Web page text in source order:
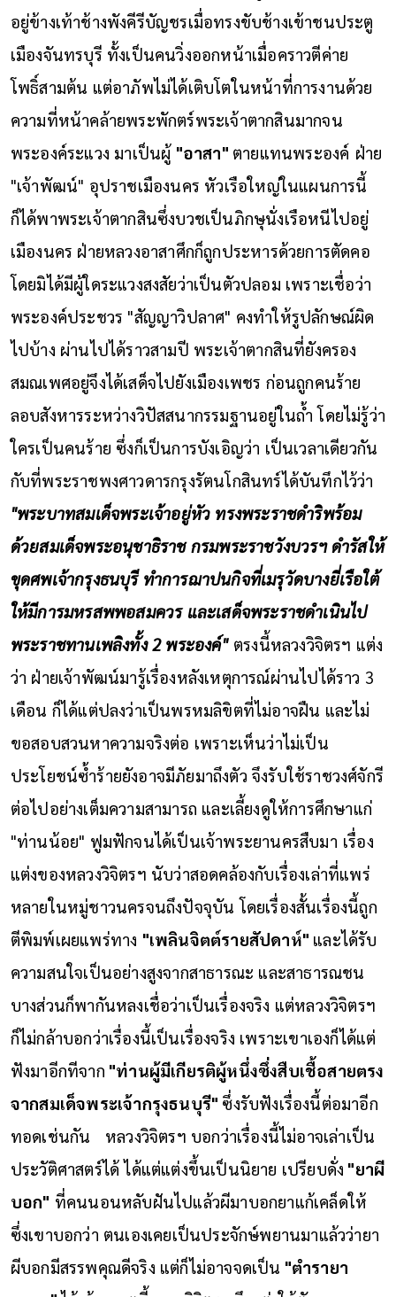
อยู่ข้างเท้าช้างพังคีรีบัญชรเมื่อทรงขับช้างเข้าชนประตู
เมืองจันทรบุรี ทั้งเป็นคนวิ่งออกหน้าเมื่อคราวตีค่าย
โพธิ์สามต้น แต่อาภัพไม่ได้เติบโตในหน้าที่การงานด้วย
ความที่หน้าคล้ายพระพักตร์พระเจ้าตากสินมากจน
พระองค์ระแวง มาเป็นผู้ "อาสา" ตายแทนพระองค์ ฝ่าย
"เจ้าพัฒน์" อุปราชเมืองนคร หัวเรือใหญ่ในแผนการนี้
ก็ได้พาพระเจ้าตากสินซึ่งบวชเป็นภิกษุนั่งเรือหนีไปอยู่
เมืองนคร ฝ่ายหลวงอาสาศึกก็ถูกประหารด้วยการตัดคอ
โดยมิได้มีผู้ใดระแวงสงสัยว่าเป็นตัวปลอม เพราะเชื่อว่า
พระองค์ประชวร "สัญญาวิปลาศ" คงทำให้รูปลักษณ์ผิด
ไปบ้าง ผ่านไปได้ราวสามปี พระเจ้าตากสินที่ยังครอง
สมณเพศอยู่จึงได้เสด็จไปยังเมืองเพชร ก่อนถูกคนร้าย
ลอบสังหารระหว่างวิปัสสนากรรมฐานอยู่ในถ้ำ โดยไม่รู้ว่า
ใครเป็นคนร้าย ซึ่งก็เป็นการบังเอิญว่า เป็นเวลาเดียวกัน
กับที่พระราชพงศาวดารกรุงรัตนโกสินทร์ได้บันทึกไว้ว่า
"พระบาทสมเด็จพระเจ้าอยู่หัว ทรงพระราชดำริพร้อม
ด้วยสมเด็จพระอนุชาธิราช กรมพระราชวังบวรฯ ดำรัสให้
ขุดศพเจ้ากรุงธนบุรี ทำการฌาปนกิจที่เมรุวัดบางยี่เรือใต้
ให้มีการมหรสพพอสมควร และเสด็จพระราชดำเนินไป
พระราชทานเพลิงทั้ง 2 พระองค์" ตรงนี้หลวงวิจิตรฯ แต่ง
ว่า ฝ่ายเจ้าพัฒน์มารู้เรื่องหลังเหตุการณ์ผ่านไปได้ราว 3
เดือน ก็ได้แต่ปลงว่าเป็นพรหมลิขิตที่ไม่อาจฝืน และไม่
ขอสอบสวนหาความจริงต่อ เพราะเห็นว่าไม่เป็น
ประโยชน์ซ้ำร้ายยังอาจมีภัยมาถึงตัว จึงรับใช้ราชวงศ์จักรี
ต่อไปอย่างเต็มความสามารถ และเลี้ยงดูให้การศึกษาแก่
"ท่านน้อย" ฟูมฟักจนได้เป็นเจ้าพระยานครสืบมา เรื่อง
แต่งของหลวงวิจิตรฯ นับว่าสอดคล้องกับเรื่องเล่าที่แพร่
หลายในหมู่ชาวนครจนถึงปัจจุบัน โดยเรื่องสั้นเรื่องนี้ถูก
ตีพิมพ์เผยแพร่ทาง "เพลินจิตต์รายสัปดาห์" และได้รับ
ความสนใจเป็นอย่างสูงจากสาธารณะ และสาธารณชน
บางส่วนก็พากันหลงเชื่อว่าเป็นเรื่องจริง แต่หลวงวิจิตรฯ
ก็ไม่กล้าบอกว่าเรื่องนี้เป็นเรื่องจริง เพราะเขาเองก็ได้แต่
ฟังมาอีกทีจาก "ท่านผู้มีเกียรติผู้หนึ่งซึ่งสืบเชื้อสายตรง
จากสมเด็จพระเจ้ากรุงธนบุรี" ซึ่งรับฟังเรื่องนี้ต่อมาอีก
ทอดเช่นกัน
หลวงวิจิตรฯ บอกว่าเรื่องนี้ไม่อาจเล่าเป็น
ประวัติศาสตร์ได้ ได้แต่แต่งขึ้นเป็นนิยาย เปรียบดั่ง "ยาผี
บอก" ที่คนนอนหลับฝันไปแล้วผีมาบอกยาแก้เคล็ดให้
ซึ่งเขาบอกว่า ตนเองเคยเป็นประจักษ์พยานมาแล้วว่ายา
ผีบอกมีสรรพคุณดีจริง แต่ก็ไม่อาจจดเป็น "ตำรายา